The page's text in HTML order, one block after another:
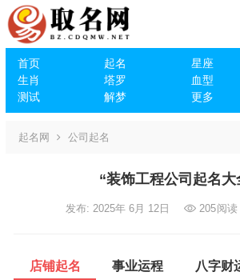
首页 起名 星座
生肖
塔罗 血型
测试
解梦 更多
起名网 公司起名
“装饰工程公司起名大
发布: 2025年 6月 12日 205阅读
店铺起名 事业运程 八字财